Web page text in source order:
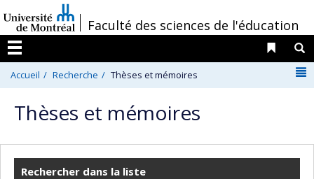
au
contenu
/Faculté des sciences de l'éducation
Menu
Liens
Accueil Recherche Thèses et mémoires
Thèses et mémoires
Rechercher dans la liste